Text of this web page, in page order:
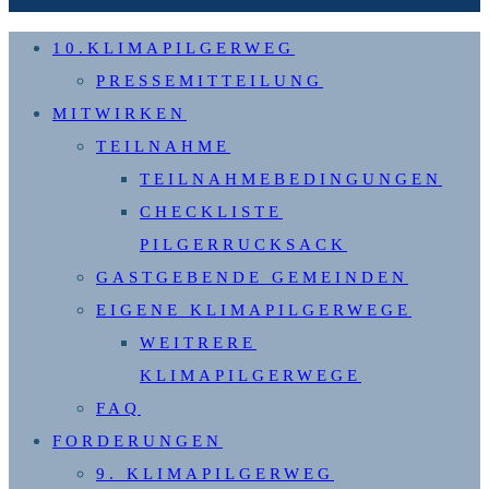
10.KLIMAPILGERWEG
PRESSEMITTEILUNG
MITWIRKEN
TEILNAHME
TEILNAHMEBEDINGUNGEN
CHECKLISTE
PILGERRUCKSACK
GASTGEBENDE GEMEINDEN
EIGENE KLIMAPILGERWEGE
WEITRERE
KLIMAPILGERWEGE
FAQ
FORDERUNGEN
9. KLIMAPILGERWEG